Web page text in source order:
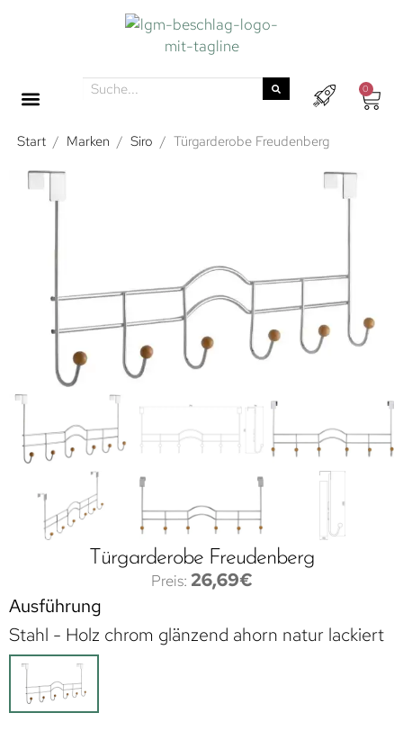
0
Start / Marken / Siro / Türgarderobe Freudenberg
Türgarderobe Freudenberg
26,69€
Ausführung
Stahl - Holz chrom glänzend ahorn natur lackiert